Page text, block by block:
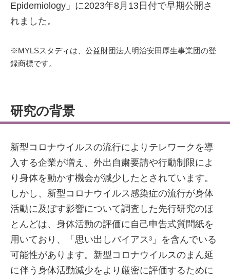
Epidemiology」に2023年8月13日付で早期公開さ
れました。
※MYLSスタディは、公益財団法人明治安田厚生事業団の登
録商標です。
研究の背景
新型コロナウイルスの流行によりテレワークを導
入する企業が増え、外出自粛要請や行動制限によ
り身体を動かす機会が減少したとされています。
しかし、新型コロナウイルス感染症の流行が身体
活動に及ぼす影響について調査した先行研究のほ
とんどは、身体活動の評価に自己申告式質問紙を
用いており、「思い出しバイアス3 」を含んでいる
可能性があります。新型コロナウイルスのまん延
に伴う身体活動減少をより厳密に評価するために